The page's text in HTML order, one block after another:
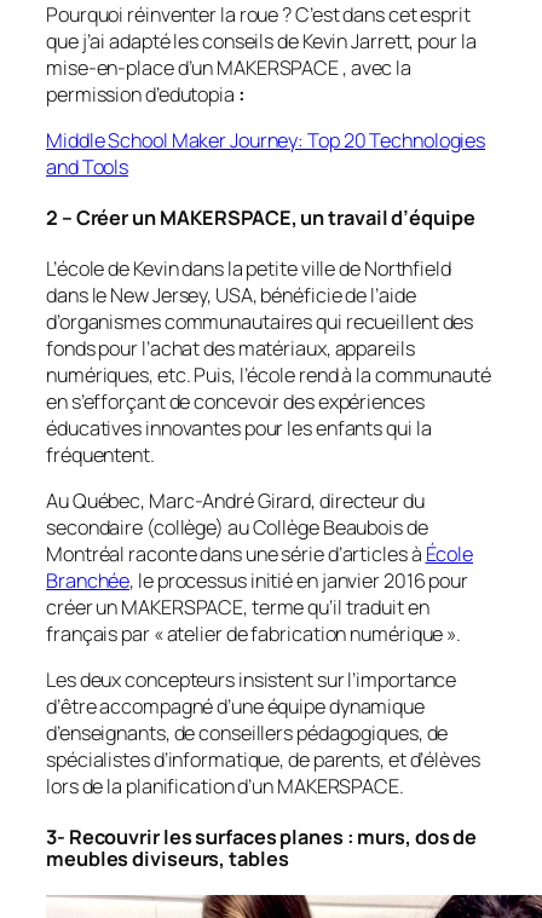
Pourquoi réinventer la roue ? C’est dans cet esprit
que j’ai adapté les conseils de Kevin Jarrett, pour la
mise-en-place d’un MAKERSPACE , avec la
permission d’edutopia :
Middle School Maker Journey: Top 20 Technologies
and Tools
2 – Créer un MAKERSPACE, un travail d’équipe
L’école de Kevin dans la petite ville de Northfield
dans le New Jersey, USA, bénéficie de l’aide
d’organismes communautaires qui recueillent des
fonds pour l’achat des matériaux, appareils
numériques, etc. Puis, l’école rend à la communauté
en s’efforçant de concevoir des expériences
éducatives innovantes pour les enfants qui la
fréquentent.
Au Québec, Marc-André Girard, directeur du
secondaire (collège) au Collège Beaubois de
Montréal raconte dans une série d’articles à École
Branchée, le processus initié en janvier 2016 pour
créer un MAKERSPACE, terme qu’il traduit en
français par «atelier de fabrication numérique».
Les deux concepteurs insistent sur l’importance
d’être accompagné d’une équipe dynamique
d’enseignants, de conseillers pédagogiques, de
spécialistes d’informatique, de parents, et d’élèves
lors de la planification d’un MAKERSPACE.
3- Recouvrir les surfaces planes : murs, dos de
meubles diviseurs, tables